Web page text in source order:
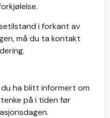
i forkant av
må du ta kontakt
ha blitt informert om
på i tiden før